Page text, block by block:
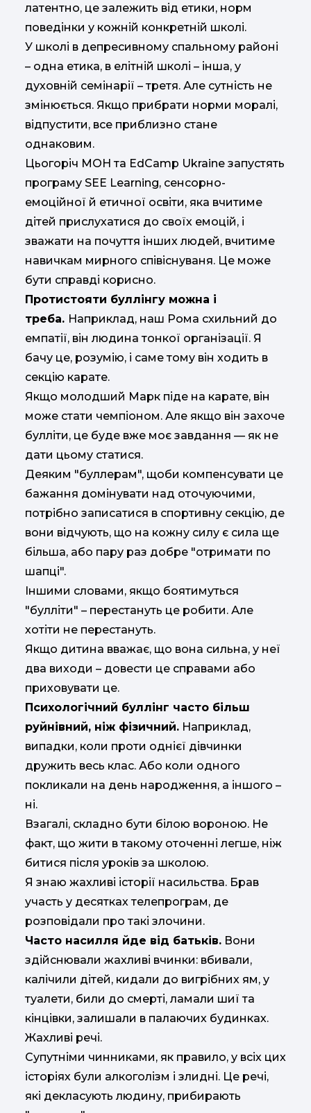
латентно, це залежить від етики, норм
поведінки у кожній конкретній школі.
У школі в депресивному спальному районі
– одна етика, в елітній школі – інша, у
духовній семінарії – третя. Але сутність не
змінюється. Якщо прибрати норми моралі,
відпустити, все приблизно стане
однаковим.
Цьогоріч МОН та EdCamp Ukraine запустять
програму SEE Learning, сенсорно-
емоційної й етичної освіти, яка вчитиме
дітей прислухатися до своїх емоцій, і
зважати на почуття інших людей, вчитиме
навичкам мирного співіснуваня. Це може
бути справді корисно.
Протистояти буллінгу можна і
треба. Наприклад, наш Рома схильний до
емпатії, він людина тонкої організації. Я
бачу це, розумію, і саме тому він ходить в
секцію карате.
Якщо молодший Марк піде на карате, він
може стати чемпіоном. Але якщо він захоче
булліти, це буде вже моє завдання — як не
дати цьому статися.
Деяким "буллерам", щоби компенсувати це
бажання домінувати над оточуючими,
потрібно записатися в спортивну секцію, де
вони відчують, що на кожну силу є сила ще
більша, або пару раз добре "отримати по
шапці".
Іншими словами, якщо боятимуться
"булліти" – перестануть це робити. Але
хотіти не перестануть.
Якщо дитина вважає, що вона сильна, у неї
два виходи – довести це справами або
приховувати це.
Психологічний буллінг часто більш
руйнівний, ніж фізичний. Наприклад,
випадки, коли проти однієї дівчинки
дружить весь клас. Або коли одного
покликали на день народження, а іншого –
ні.
Взагалі, складно бути білою вороною. Не
факт, що жити в такому оточенні легше, ніж
битися після уроків за школою.
Я знаю жахливі історії насильства. Брав
участь у десятках телепрограм, де
розповідали про такі злочини.
Часто насилля йде від батьків. Вони
здійснювали жахливі вчинки: вбивали,
калічили дітей, кидали до вигрібних ям, у
туалети, били до смерті, ламали шиї та
кінцівки, залишали в палаючих будинках.
Жахливі речі.
Супутніми чинниками, як правило, у всіх цих
історіях були алкоголізм і злидні. Це речі,
які декласують людину, прибирають